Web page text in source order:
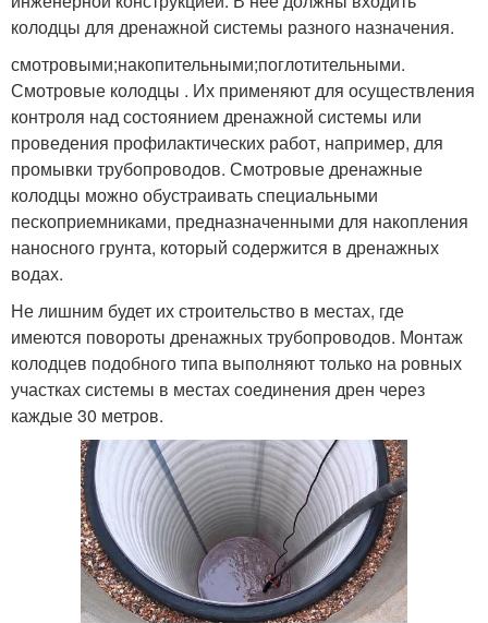
колодцы для дренажной системы разного назначения.
смотровыми;накопительными;поглотительными.
Смотровые колодцы . Их применяют для осуществления
контроля над состоянием дренажной системы или
проведения профилактических работ, например, для
промывки трубопроводов. Смотровые дренажные
колодцы можно обустраивать специальными
пескоприемниками, предназначенными для накопления
наносного грунта, который содержится в дренажных
водах.
Не лишним будет их строительство в местах, где
имеются повороты дренажных трубопроводов. Монтаж
колодцев подобного типа выполняют только на ровных
участках системы в местах соединения дрен через
каждые 30 метров.